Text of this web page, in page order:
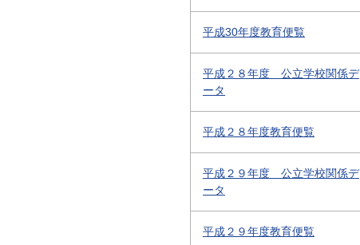
平成30年度教育便覧
平成２８年度 公立学校関係デ
ータ
平成２８年度教育便覧
平成２９年度 公立学校関係デ
ータ
平成２９年度教育便覧